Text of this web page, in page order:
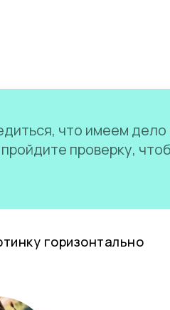
что имеем дело
проверку,
горизонтально